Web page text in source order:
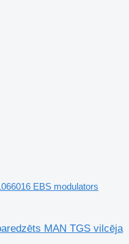
EBS modulators
MAN TGS vilcēja